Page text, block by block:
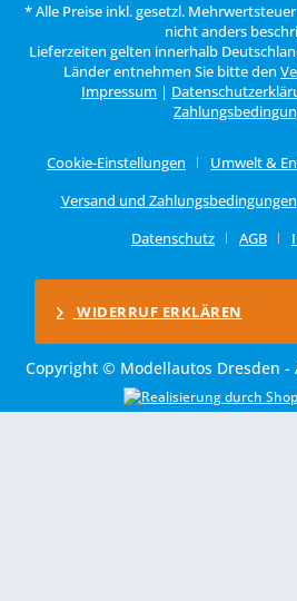
* Alle Preise inkl. gesetzl. Mehrwertsteuer
nicht anders
Lieferzeiten gelten innerhalb
Länder entnehmen Sie bitte den
Impressum |
Cookie-Einstellungen Umwelt &
Versand und Zahlungsbedingungen
Datenschutz
AGB
WIDERRUF ERKLÄREN
Copyright © Modellautos Dresden -